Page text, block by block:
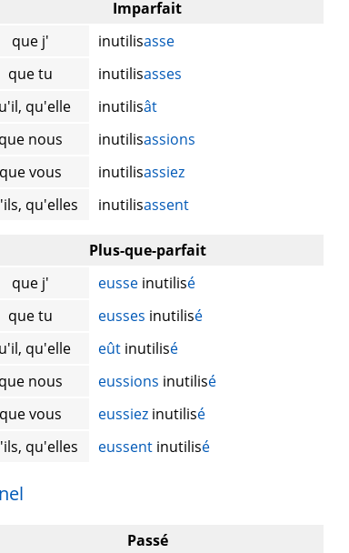
Imparfait
que j'
inutilisasse
que tu
inutilisasses
qu'elle
inutilisât
que nous
inutilisassions
que vous
inutilisassiez
qu'elles
inutilisassent
Plus-que-parfait
que j'
eusse inutilisé
que tu
eusses inutilisé
qu'elle
eût inutilisé
que nous
eussions inutilisé
que vous
eussiez inutilisé
qu'elles
eussent inutilisé
Passé